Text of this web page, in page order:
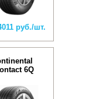
руб./шт.
6Q